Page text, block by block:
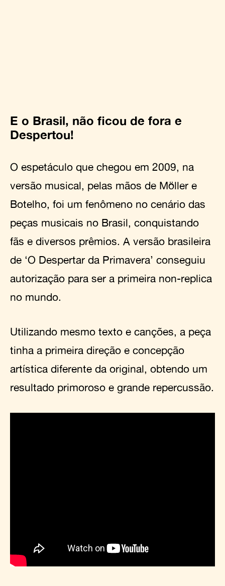
E o Brasil, não ficou de fora e
Despertou!
O espetáculo que chegou em 2009, na
versão musical, pelas mãos de Möller e
Botelho, foi um fenômeno no cenário das
peças musicais no Brasil, conquistando
fãs e diversos prêmios. A versão brasileira
de ‘O Despertar da Primavera’ conseguiu
autorização para ser a primeira non-replica
no mundo.
Utilizando mesmo texto e canções, a peça
tinha a primeira direção e concepção
artística diferente da original, obtendo um
resultado primoroso e grande repercussão.